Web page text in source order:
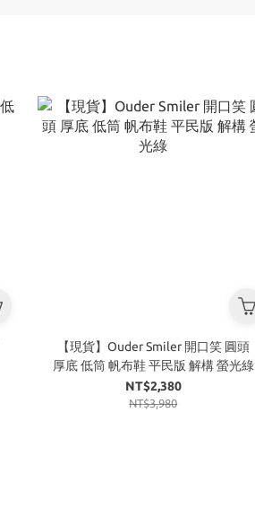
【現貨】Ouder Smiler 開口笑 圓頭
厚底 低筒 帆布鞋 平民版 解構 螢光綠
NT$2,380
NT$3,980